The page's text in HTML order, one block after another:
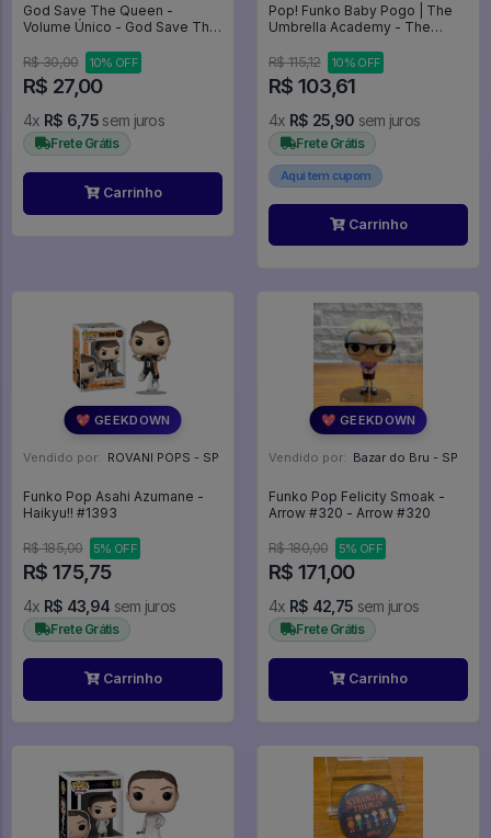
God Save The Queen -
Volume Único - God Save The
R$ 30,00
10% OFF
R$ 27,00
4x R$ 6,75 sem juros
Frete Grátis
Carrinho
Pop! Funko Baby Pogo | The
Umbrella Academy - The
R$ 115,12
10% OFF
R$ 103,61
4x R$ 25,90 sem juros
Frete Grátis
Aqui tem cupom
Carrinho
💖 GEEKDOWN
Vendido por: ROVANI POPS - SP
Funko Pop Asahi Azumane -
Haikyu!! #1393
R$ 185,00 5% OFF
R$ 175,75
4x R$ 43,94 sem juros
Frete Grátis
Carrinho
💖 GEEKDOWN
Vendido por: Bazar do Bru - SP
Funko Pop Felicity Smoak -
Arrow #320 - Arrow #320
R$ 180,00 5% OFF
R$ 171,00
4x R$ 42,75 sem juros
Frete Grátis
Carrinho